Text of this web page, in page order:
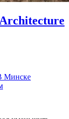
Минске